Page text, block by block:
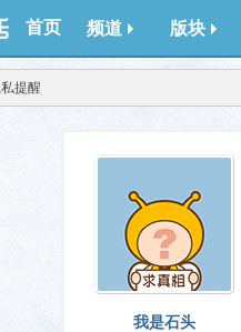
首页 频道 版块
提醒
我是石头